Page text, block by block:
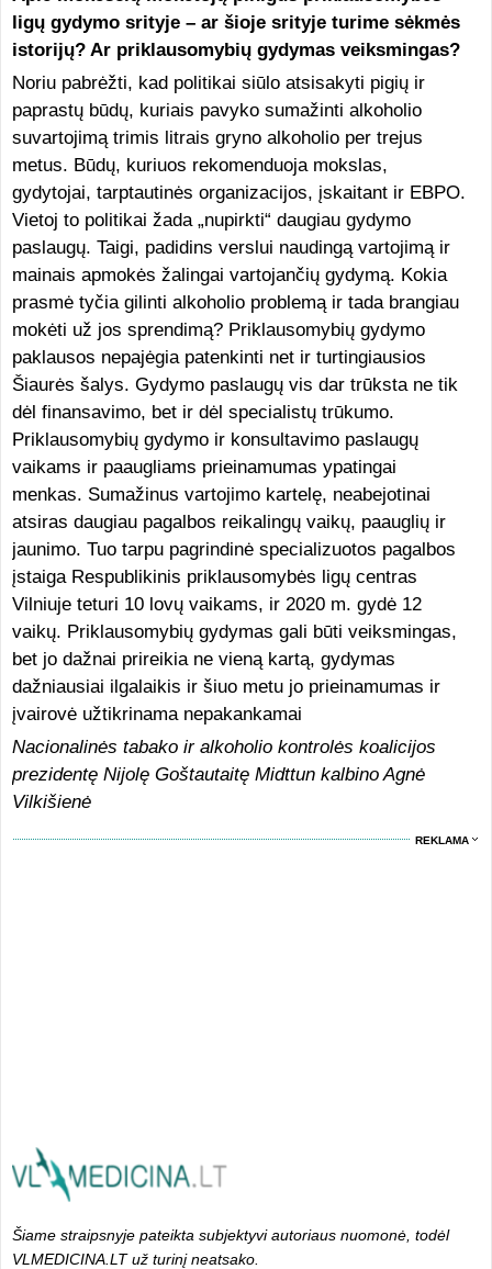
ligų gydymo srityje – ar šioje srityje turime sėkmės
istorijų? Ar priklausomybių gydymas veiksmingas?
Noriu pabrėžti, kad politikai siūlo atsisakyti pigių ir
paprastų būdų, kuriais pavyko sumažinti alkoholio
suvartojimą trimis litrais gryno alkoholio per trejus
metus. Būdų, kuriuos rekomenduoja mokslas,
gydytojai, tarptautinės organizacijos, įskaitant ir EBPO.
Vietoj to politikai žada „nupirkti“ daugiau gydymo
paslaugų. Taigi, padidins verslui naudingą vartojimą ir
mainais apmokės žalingai vartojančių gydymą. Kokia
prasmė tyčia gilinti alkoholio problemą ir tada brangiau
mokėti už jos sprendimą? Priklausomybių gydymo
paklausos nepajėgia patenkinti net ir turtingiausios
Šiaurės šalys. Gydymo paslaugų vis dar trūksta ne tik
dėl finansavimo, bet ir dėl specialistų trūkumo.
Priklausomybių gydymo ir konsultavimo paslaugų
vaikams ir paaugliams prieinamumas ypatingai
menkas. Sumažinus vartojimo kartelę, neabejotinai
atsiras daugiau pagalbos reikalingų vaikų, paauglių ir
jaunimo. Tuo tarpu pagrindinė specializuotos pagalbos
įstaiga Respublikinis priklausomybės ligų centras
Vilniuje teturi 10 lovų vaikams, ir 2020 m. gydė 12
vaikų. Priklausomybių gydymas gali būti veiksmingas,
bet jo dažnai prireikia ne vieną kartą, gydymas
dažniausiai ilgalaikis ir šiuo metu jo prieinamumas ir
įvairovė užtikrinama nepakankamai
Nacionalinės tabako ir alkoholio kontrolės koalicijos
prezidentę Nijolę Goštautaitę Midttun kalbino Agnė
Vilkišienė
REKLAMA
Šiame straipsnyje pateikta subjektyvi autoriaus nuomonė, todėl
VLMEDICINA.LT už turinį neatsako.